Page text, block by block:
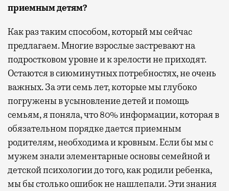
приемным детям?
Как раз таким способом, который мы сейчас
предлагаем. Многие взрослые застревают на
подростковом уровне и к зрелости не приходят.
Остаются в сиюминутных потребностях, не очень
важных. За эти семь лет, которые мы глубоко
погружены в усыновление детей и помощь
семьям, я поняла, что 80% информации, которая в
обязательном порядке дается приемным
родителям, необходима и кровным. Если бы мы с
мужем знали элементарные основы семейной и
детской психологии до того, как родили ребенка,
мы бы столько ошибок не нашлепали. Эти знания